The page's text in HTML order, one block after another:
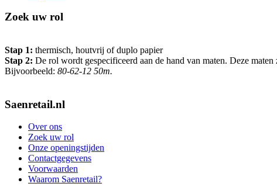
Zoek uw rol
Stap 1: thermisch, houtvrij of duplo papier
Stap 2: De rol wordt gespecificeerd aan de hand van maten. Deze
Bijvoorbeeld: 80-62-12 50m.
Saenretail.nl
Over ons
Zoek uw rol
Onze openingstijden
Contactgegevens
Voorwaarden
Waarom Saenretail?